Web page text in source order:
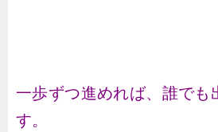
一歩ずつ進めれば、誰でも
す。